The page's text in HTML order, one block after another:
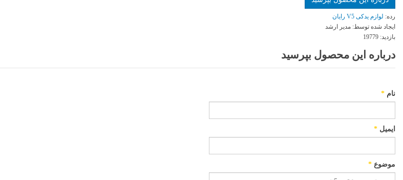
رده: لوازم یدکی V5 رایان
ایجاد شده توسط: مدیر ارشد
بازدید: 19779
درباره این محصول بپرسید
نام *
ایمیل *
موضوع *